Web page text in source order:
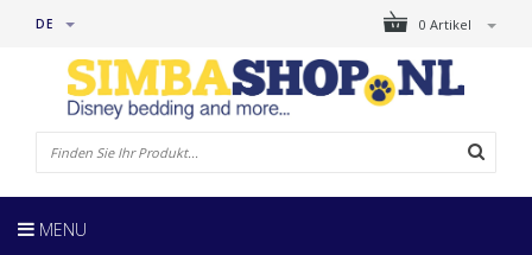
0 Artikel
DE
MENU